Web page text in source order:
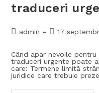
traduceri
admin 17
Când apar nevoile
traduceri urgente poate
care: Termene limită
juridice care trebuie